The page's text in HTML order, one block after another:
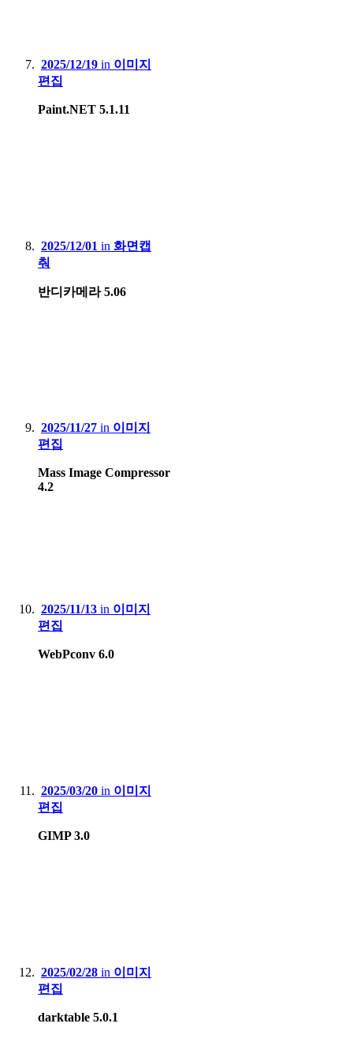
2025/12/19 in 이미지
편집
Paint.NET 5.1.11
2025/12/01 in 화면캡
춰
반디카메라 5.06
2025/11/27 in 이미지
편집
Mass Image Compressor
4.2
2025/11/13 in 이미지
편집
WebPconv 6.0
2025/03/20 in 이미지
편집
GIMP 3.0
2025/02/28 in 이미지
편집
darktable 5.0.1